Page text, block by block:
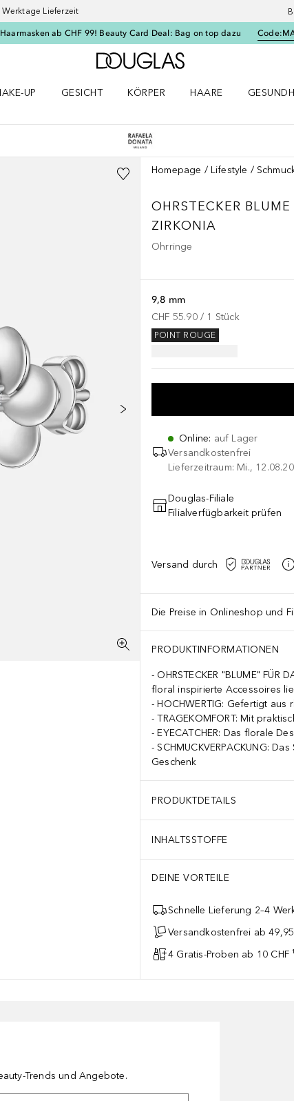
Lieferzeit
Haarmasken ab CHF 99! Beauty Card Deal: Bag on top dazu Code:
Zur Douglas Startseite
UP
GESICHT
KÖRPER
HAARE
Homepage Lifestyle
OHRSTECKER
ZIRKONIA
Ohrringe
9,8 mm
CHF 55.90 / 1 Stück
POINT ROUGE
Online: auf Lager
Versandkostenfrei
Lieferzeitraum: Mi.,
Douglas-Filiale
Filialverfügbarkeit prüfen
Versand durch
Die Preise in Onlineshop und
PRODUKTINFORMATIONEN
OHRSTECKER "BLUME"
floral inspirierte Accessoires
HOCHWERTIG: Gefertigt
TRAGEKOMFORT: Mit
EYECATCHER: Das florale
SCHMUCKVERPACKUNG:
Geschenk
PRODUKTDETAILS
INHALTSSTOFFE
DEINE VORTEILE
Schnelle Lieferung 2–4
Versandkostenfrei ab 49,95
4 Gratis-Proben ab 10 CHF ¹
Trends und Angebote.